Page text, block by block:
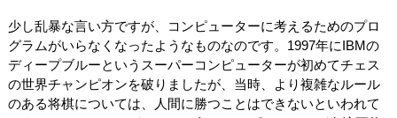
少し乱暴な言い方ですが、コンピューターに考えるためのプロ
グラムがいらなくなったようなものなのです。1997年にIBMの
ディープブルーというスーパーコンピューターが初めてチェス
の世界チャンピオンを破りましたが、当時、より複雑なルール
のある将棋については、人間に勝つことはできないといわれて